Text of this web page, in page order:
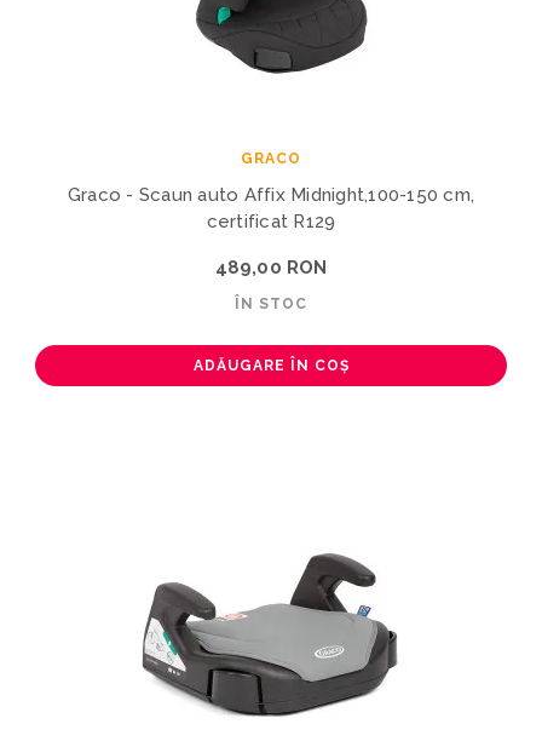
GRACO
Graco - Scaun auto Affix Midnight,100-150 cm,
certificat R129
489,00 RON
ÎN STOC
ADĂUGARE ÎN COȘ